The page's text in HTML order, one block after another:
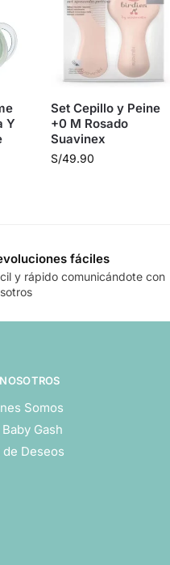
Y
Set Cepillo y Peine
+0 M Rosado
Suavinex
S/49.90
fáciles
y rápido comunicándote con
Somos
Gash
de Deseos